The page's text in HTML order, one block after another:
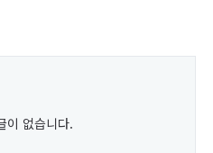
이 없습니다.